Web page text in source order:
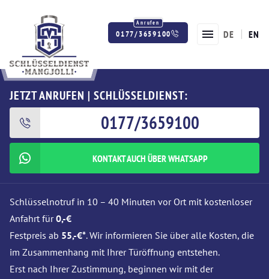
0177/3659100 DE EN
JETZT ANRUFEN | SCHLÜSSELDIENST:
0177/3659100
KONTAKT AUCH ÜBER WHATSAPP
Schlüsselnotruf in 10 – 40 Minuten vor Ort mit kostenloser
Anfahrt für0,-€
Festpreis ab 55,-€*. Wir informieren Sie über alle Kosten, die
im Zusammenhang mit Ihrer Türöffnung entstehen.
Erst nach Ihrer Zustimmung, beginnen wir mit der